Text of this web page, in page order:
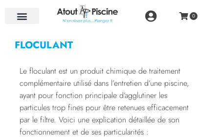
FLOCULANT
Le floculant est un produit chimique de traitement
complémentaire utilisé dans l’entretien d’une piscine,
ayant pour fonction principale d’agglutiner les
particules trop fines pour être retenues efficacement
par le filtre. Voici une explication détaillée de son
fonctionnement et de ses particularités :